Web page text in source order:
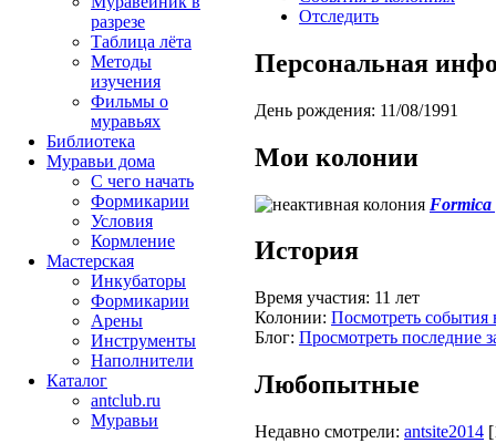
Отследить
Персональная
День рождения: 11/08/1991
Мои колонии
Formica
История
Время участия: 11 лет
Колонии: Посмотреть события
Блог: Просмотреть последние
Любопытные
Недавно смотрели: antsite2014
разрезе
Таблица лёта
Методы
изучения
Фильмы о
муравьях
Библиотека
Муравьи дома
С чего начать
Формикарии
Условия
Кормление
Мастерская
Инкубаторы
Формикарии
Арены
Инструменты
Наполнители
Каталог
antclub.ru
Муравьи